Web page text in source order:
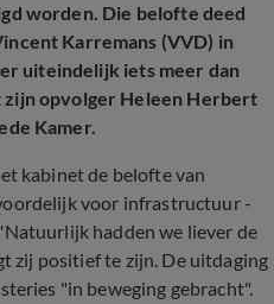
worden. Die belofte deed
Karremans (VVD) in
uiteindelijk iets meer dan
opvolger Heleen Herbert
Kamer.
kabinet de belofte van
voor infrastructuur -
hadden we liever de
zij positief te zijn. De uitdaging
"in beweging gebracht".